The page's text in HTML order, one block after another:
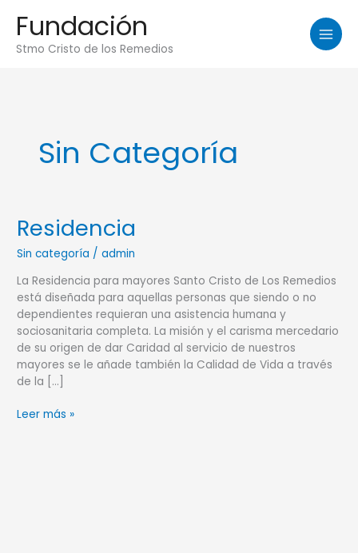
contenido
Fundación
Stmo Cristo de los Remedios
Sin Categoría
Residencia
Sin categoría /admin
La Residencia para mayores Santo Cristo de Los Remedios
está diseñada para aquellas personas que siendo o no
dependientes requieran una asistencia humana y
sociosanitaria completa. La misión y el carisma mercedario
de su origen de dar Caridad al servicio de nuestros
mayores se le añade también la Calidad de Vida a través
de la […]
Residencia
Leer más »